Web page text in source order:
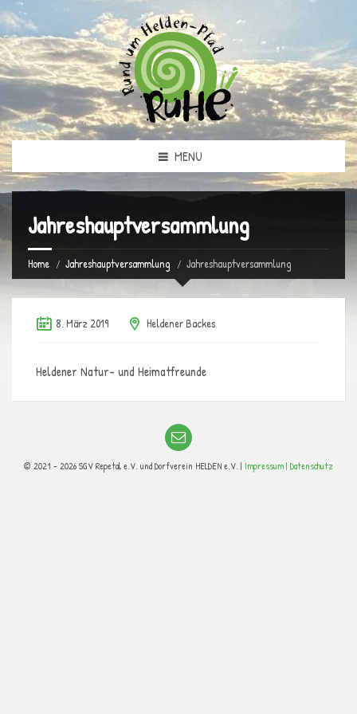
MENU
Jahreshauptversammlung
Home Jahreshauptversammlung Jahreshauptversammlung
8. März 2019 Heldener Backes
Heldener Natur- und Heimatfreunde
© 2021 - 2026 SGV Repetal e.V. und Dorfverein HELDEN e.V. | Impressum | Datenschutz